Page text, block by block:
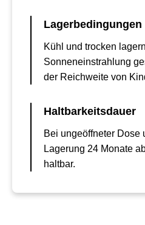
Lagerbedingungen
Kühl und trocken
Sonneneinstrahlung
der Reichweite von
Haltbarkeitsdauer
Bei ungeöffneter Dose
Lagerung 24 Monate
haltbar.